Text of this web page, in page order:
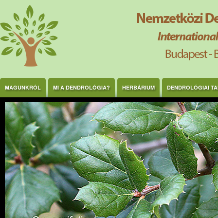
Ugrás a tartalomra
MAGUNKRÓL MI A DENDROLÓGIA? HERBÁRIUM DENDROLÓGIAI